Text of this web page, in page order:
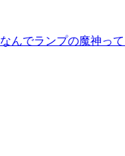
なんでランプの魔神って